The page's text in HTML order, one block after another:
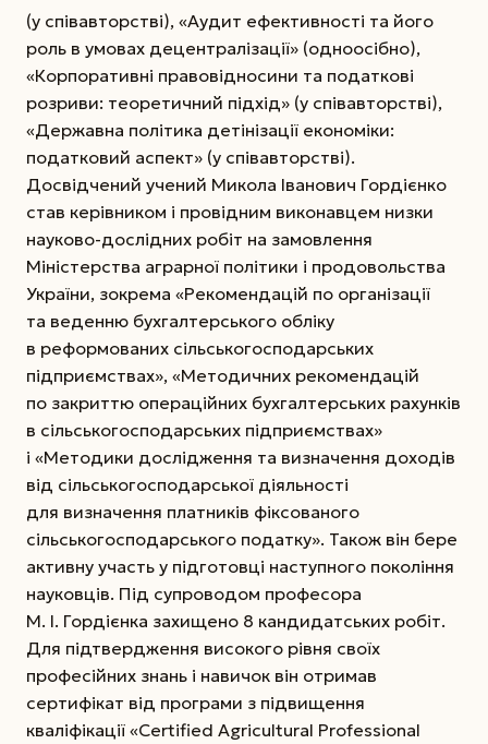
(у співавторстві), «Аудит ефективності та його
роль в умовах децентралізації» (одноосібно),
«Корпоративні правовідносини та податкові
розриви: теоретичний підхід» (у співавторстві),
«Державна політика детінізації економіки:
податковий аспект» (у співавторстві).
Досвідчений учений Микола Іванович Гордієнко
став керівником і провідним виконавцем низки
науково-дослідних робіт на замовлення
Міністерства аграрної політики і продовольства
України, зокрема «Рекомендацій по організації
та веденню бухгалтерського обліку
в реформованих сільськогосподарських
підприємствах», «Методичних рекомендацій
по закриттю операційних бухгалтерських рахунків
в сільськогосподарських підприємствах»
і «Методики дослідження та визначення доходів
від сільськогосподарської діяльності
для визначення платників фіксованого
сільськогосподарського податку». Також він бере
активну участь у підготовці наступного покоління
науковців. Під супроводом професора
М. І. Гордієнка захищено 8 кандидатських робіт.
Для підтвердження високого рівня своїх
професійних знань і навичок він отримав
сертифікат від програми з підвищення
кваліфікації «Certified Agricultural Professional